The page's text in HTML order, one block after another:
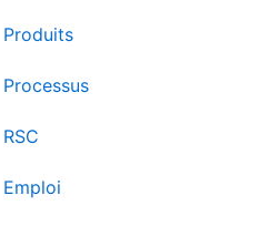
Produits
Processus
RSC
Emploi